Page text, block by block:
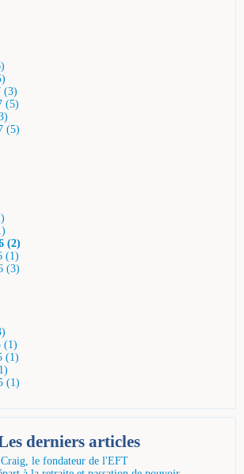
(3)
(5)
(5)
(2)
(1)
(3)
(1)
(1)
(1)
derniers articles
Craig, le fondateur de l'EFT